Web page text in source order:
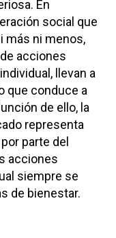
En
social que
más ni menos,
acciones
llevan a
que conduce a
de ello, la
representa
parte del
acciones
siempre se
de bienestar.